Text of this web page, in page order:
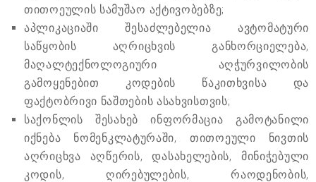
თითოეულის სამუშაო აქტივობებზე;
აპლიკაციაში შესაძლებელია ავტომატური
საწყობის აღრიცხვის განხორციელება,
მაღალტექნოლოგიური აღჭურვილობის
გამოყენებით კოდების წაკითხვისა და
ფაქტობრივი ნაშთების ასახვისთვის;
საქონლის შესახებ ინფორმაცია გამოტანილი
იქნება ნომენკლატურაში, თითოეული ნივთის
აღრიცხვა აღწერის, დასახელების, მინიჭებული
კოდის, ღირებულების, რაოდენობის,